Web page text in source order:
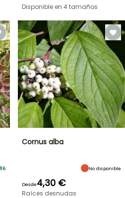
Disponible en 4 tamaños
16
Cornus alba
No disponible
Desde4,30 €
Raíces desnudas